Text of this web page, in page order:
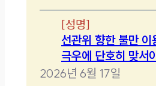
[성명]
선관위 향한 불만 이
극우에 단호히 맞서
2026년 6월 17일